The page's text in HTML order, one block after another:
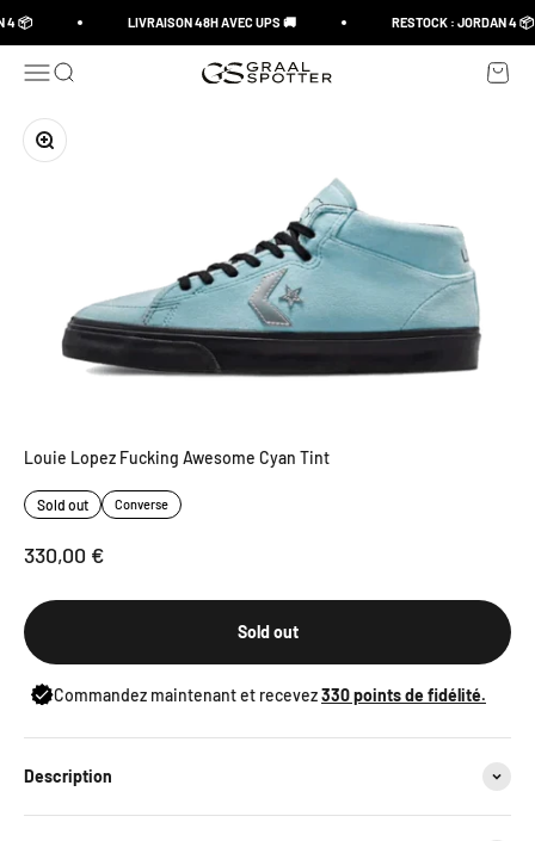
Skip to content
4 📦 LIVRAISON 48H AVEC UPS 🚚 RESTOCK : JORDAN 4 📦
Open navigation menu
Open search Graal Spotter Open
Zoom
Louie Lopez Fucking Awesome Cyan Tint
Sold out Converse
Sale price
330,00 €
Sold out
Commandez maintenant et recevez330points de fidélité.
Description